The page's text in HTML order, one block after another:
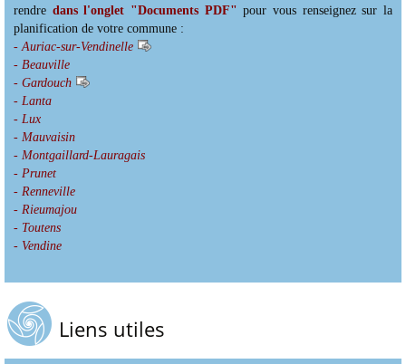
rendre dans l'onglet "Documents PDF" pour vous renseignez sur la
planification de votre commune :
- Auriac-sur-Vendinelle
- Beauville
- Gardouch
- Lanta
- Lux
- Mauvaisin
- Montgaillard-Lauragais
- Prunet
- Renneville
- Rieumajou
- Toutens
- Vendine
Liens utiles